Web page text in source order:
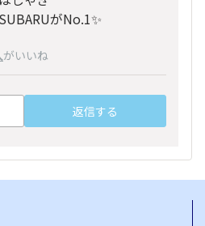
がNo.1✨
がいいね
返信する